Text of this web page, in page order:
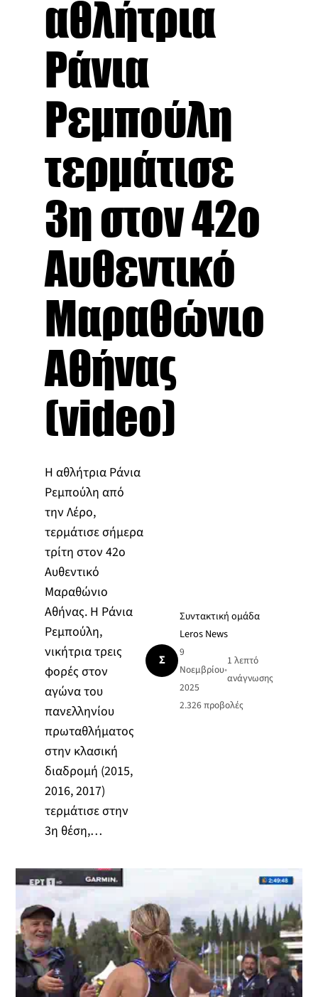
αθλήτρια
Ράνια
Ρεμπούλη
τερμάτισε
3η στον 42ο
Αυθεντικό
Μαραθώνιο
Αθήνας
(video)
Η αθλήτρια Ράνια
Ρεμπούλη από
την Λέρο,
τερμάτισε σήμερα
τρίτη στον 42ο
Αυθεντικό
Μαραθώνιο
Αθήνας. Η Ράνια
Ρεμπούλη,
νικήτρια τρεις
φορές στον
αγώνα του
πανελληνίου
πρωταθλήματος
στην κλασική
διαδρομή (2015,
2016, 2017)
τερμάτισε στην
3η θέση,…
Σ
Συντακτική ομάδα
Leros News
9
Νοεμβρίου
2025
•
1 λεπτό
ανάγνωσης
2.326προβολές